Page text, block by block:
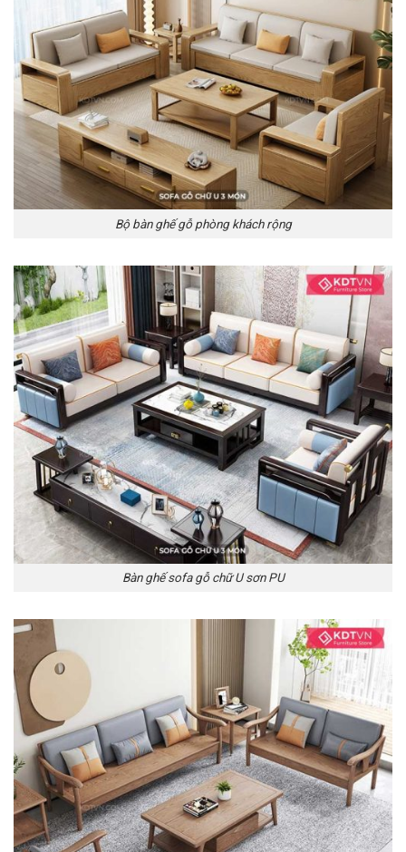
Bộ bàn ghế gỗ phòng khách rộng
Bàn ghế sofa gỗ chữ U sơn PU